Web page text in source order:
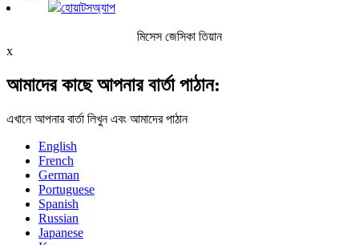
হোয়াটসঅ্যাপ
মিসেস জেসিকা তিয়ান
x
আমাদের কাছে আপনার বার্তা পাঠান:
এখানে আপনার বার্তা লিখুন এবং আমাদের পাঠান
English
French
German
Portuguese
Spanish
Russian
Japanese